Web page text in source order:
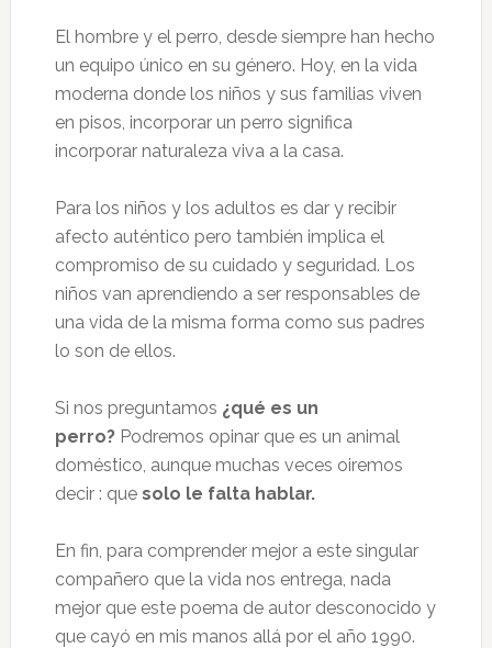
El hombre y el perro, desde siempre han hecho
un equipo único en su género. Hoy, en la vida
moderna donde los niños y sus familias viven
en pisos, incorporar un perro significa
incorporar naturaleza viva a la casa.
Para los niños y los adultos es dar y recibir
afecto auténtico pero también implica el
compromiso de su cuidado y seguridad. Los
niños van aprendiendo a ser responsables de
una vida de la misma forma como sus padres
lo son de ellos.
Si nos preguntamos ¿qué es un
perro?Podremos opinar que es un animal
doméstico, aunque muchas veces oiremos
decir : que solo le falta hablar.
En fin, para comprender mejor a este singular
compañero que la vida nos entrega, nada
mejor que este poema de autor desconocido y
que cayó en mis manos allá por el año 1990.